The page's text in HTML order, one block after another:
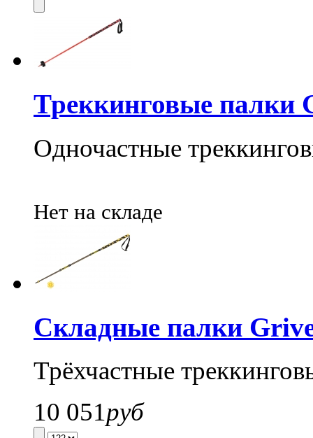
Треккинговые палки
Одночастные
Нет на складе
Складные палки
Трёхчастные
10 051руб